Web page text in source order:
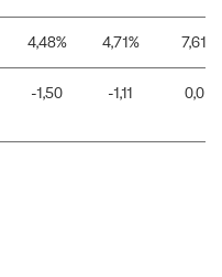
4,48% 4,71% 7,61%
-1,50 -1,11 0,06